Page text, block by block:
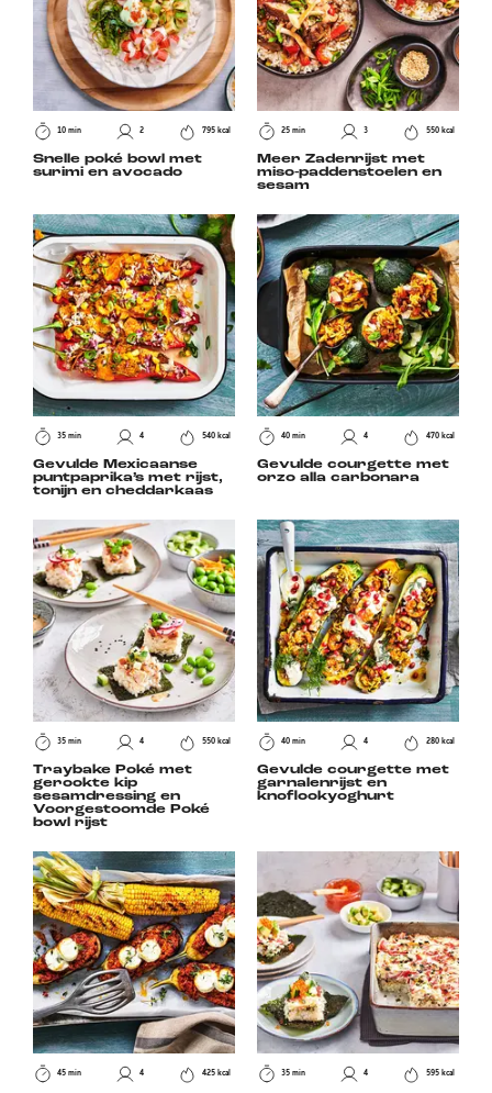
10 min 2 795 kcal
Snelle poké bowl met
surimi en avocado
25 min 3 550 kcal
Meer Zadenrijst met
miso-paddenstoelen en
sesam
35 min 4 540 kcal
Gevulde Mexicaanse
puntpaprika’s met rijst,
tonijn en cheddarkaas
40 min 4 470 kcal
Gevulde courgette met
orzo alla carbonara
35 min 4 550 kcal
Traybake Poké met
gerookte kip
sesamdressing en
Voorgestoomde Poké
bowl rijst
40 min 4 280 kcal
Gevulde courgette met
garnalenrijst en
knoflookyoghurt
45 min 4 425 kcal 35 min 4 595 kcal